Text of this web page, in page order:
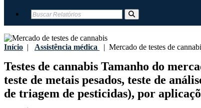
Início | Assistência médica | Mercado de testes de
Testes de cannabis Tamanho do
teste de metais pesados, teste de
de triagem de pesticidas), por